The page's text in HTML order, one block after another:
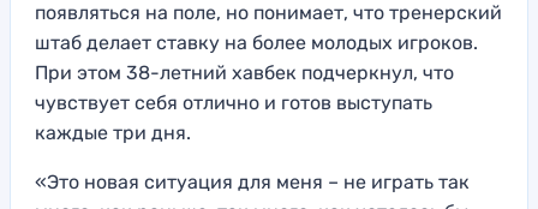
появляться на поле, но понимает, что тренерский
штаб делает ставку на более молодых игроков.
При этом 38-летний хавбек подчеркнул, что
чувствует себя отлично и готов выступать
каждые три дня.
«Это новая ситуация для меня – не играть так